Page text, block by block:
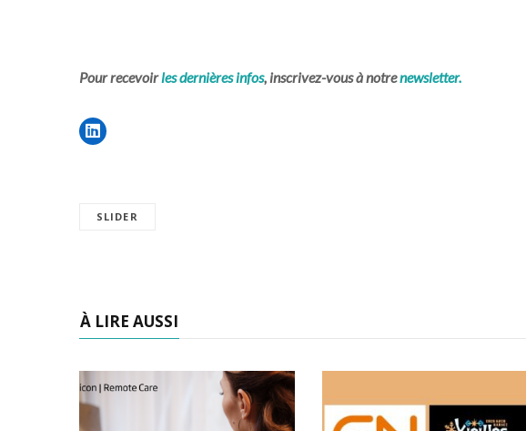
Pour recevoirles dernières infos, inscrivez-vous à notrenewsletter.
SLIDER
À LIRE AUSSI